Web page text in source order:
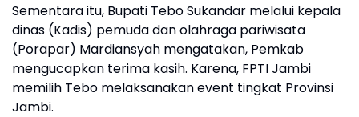
Sementara itu, Bupati Tebo Sukandar melalui kepala
dinas (Kadis) pemuda dan olahraga pariwisata
(Porapar) Mardiansyah mengatakan, Pemkab
mengucapkan terima kasih. Karena, FPTI Jambi
memilih Tebo melaksanakan event tingkat Provinsi
Jambi.